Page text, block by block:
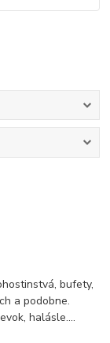
bufety,
a podobne.
halásle....